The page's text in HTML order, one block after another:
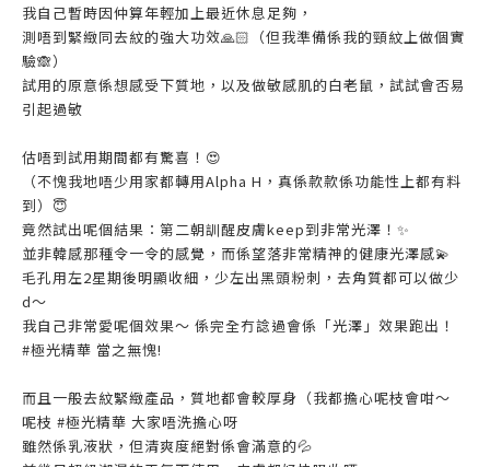
我自己暫時因仲算年輕加上最近休息足夠，
測唔到緊緻同去紋的強大功效🙏🏻（但我準備係我的頸紋上做個實
驗🙈）
試用的原意係想感受下質地，以及做敏感肌的白老鼠，試試會否易
引起過敏
估唔到試用期間都有驚喜！😍
（不愧我地唔少用家都轉用Alpha H，真係款款係功能性上都有料
到）😇
竟然試出呢個結果：第二朝訓醒皮膚keep到非常光澤！✨
並非韓感那種令一令的感覺，而係望落非常精神的健康光澤感💫
毛孔用左2星期後明顯收細，少左出黑頭粉刺，去角質都可以做少
d～
我自己非常愛呢個效果～ 係完全冇諗過會係「光澤」效果跑出！
#極光精華 當之無愧!
而且一般去紋緊緻產品，質地都會較厚身（我都擔心呢枝會咁～
呢枝 #極光精華 大家唔洗擔心呀
雖然係乳液狀，但清爽度絕對係會滿意的💦